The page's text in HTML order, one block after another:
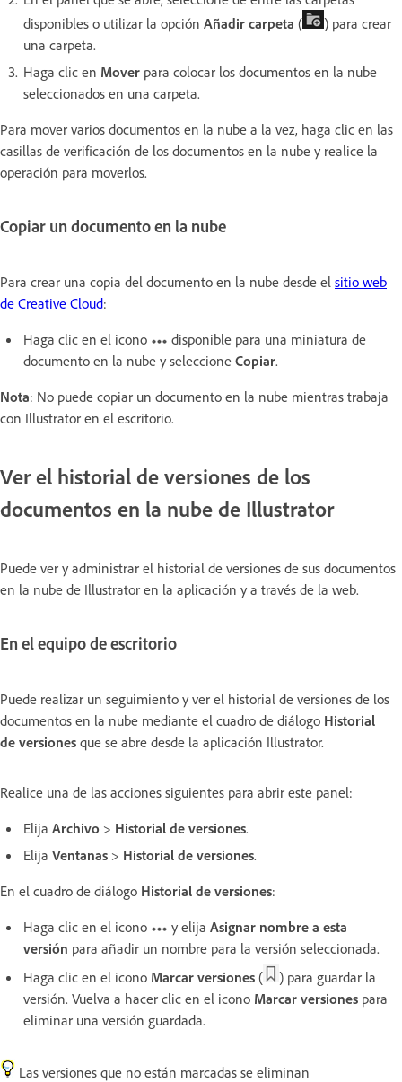
disponibles o utilizar la opción Añadir carpeta (
) para crear
una carpeta.
Haga clic en Mover para colocar los documentos en la nube
seleccionados en una carpeta.
Para mover varios documentos en la nube a la vez, haga clic en las
casillas de verificación de los documentos en la nube y realice la
operación para moverlos.
Copiar un documento en la nube
Para crear una copia del documento en la nube desde el sitio web
de Creative Cloud:
Haga clic en el icono
disponible para una miniatura de
documento en la nube y seleccione Copiar.
Nota: No puede copiar un documento en la nube mientras trabaja
con Illustrator en el escritorio.
Ver el historial de versiones de los
documentos en la nube de Illustrator
Puede ver y administrar el historial de versiones de sus documentos
en la nube de Illustrator en la aplicación y a través de la web.
En el equipo de escritorio
Puede realizar un seguimiento y ver el historial de versiones de los
documentos en la nube mediante el cuadro de diálogo Historial
de versiones que se abre desde la aplicación Illustrator.
Realice una de las acciones siguientes para abrir este panel:
Elija Archivo > Historial de versiones.
Elija Ventanas > Historial de versiones.
En el cuadro de diálogo Historial de versiones:
Haga clic en el icono
y elija Asignar nombre a esta
versión para añadir un nombre para la versión seleccionada.
Haga clic en el icono Marcar versiones (
) para guardar la
versión. Vuelva a hacer clic en el icono Marcar versiones para
eliminar una versión guardada.
Las versiones que no están marcadas se eliminan